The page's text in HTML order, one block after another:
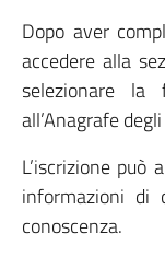
Dopo aver
accedere alla
selezionare la
all’Anagrafe
L’iscrizione può
informazioni di
conoscenza.